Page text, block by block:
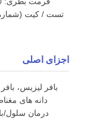
اجزای اصلی